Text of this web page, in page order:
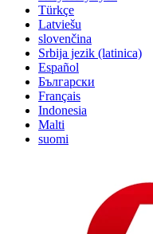
Türkçe
Latviešu
slovenčina
Srbija jezik (latinica)
Español
Български
Français
Indonesia
Malti
suomi